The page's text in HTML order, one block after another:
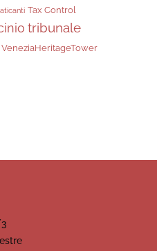
Tax Control
tribunale
VeneziaHeritageTower